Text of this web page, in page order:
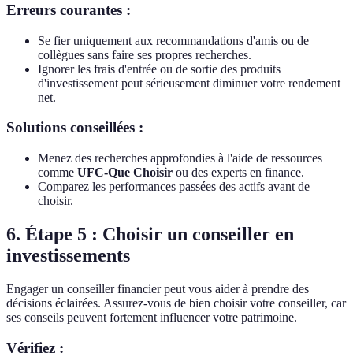
Erreurs courantes :
Se fier uniquement aux recommandations d'amis ou de
collègues sans faire ses propres recherches.
Ignorer les frais d'entrée ou de sortie des produits
d'investissement peut sérieusement diminuer votre rendement
net.
Solutions conseillées :
Menez des recherches approfondies à l'aide de ressources
comme UFC-Que Choisir ou des experts en finance.
Comparez les performances passées des actifs avant de
choisir.
6. Étape 5 : Choisir un conseiller en
investissements
Engager un conseiller financier peut vous aider à prendre des
décisions éclairées. Assurez-vous de bien choisir votre conseiller, car
ses conseils peuvent fortement influencer votre patrimoine.
Vérifiez :